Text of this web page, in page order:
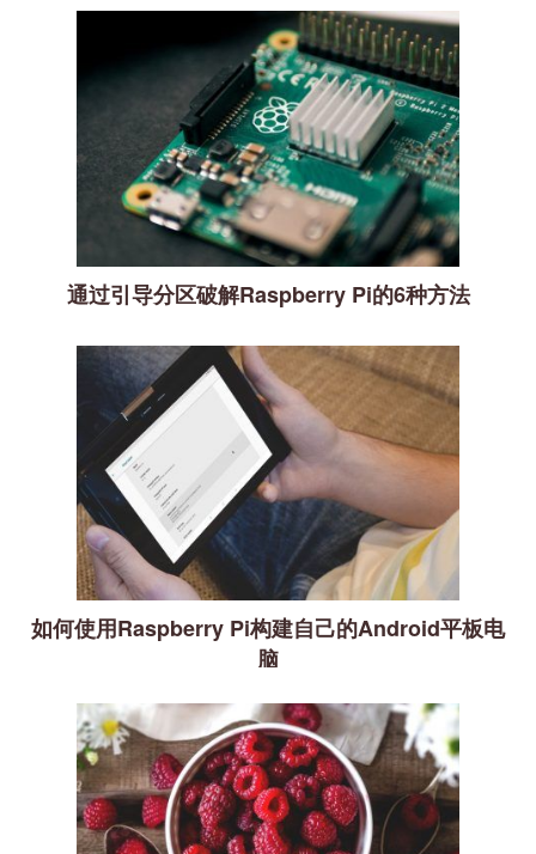
通过引导分区破解Raspberry Pi的6种方法
如何使用Raspberry Pi构建自己的Android平板电
脑